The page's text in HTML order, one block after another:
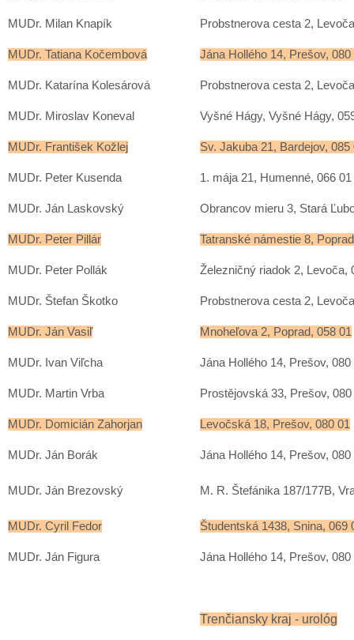
MUDr. Milan Knapík Probstnerova cesta 2,
MUDr. Tatiana Kočembová Jána Hollého 14, Prešov, 080
MUDr. Katarína Kolesárová Probstnerova cesta 2,
MUDr. Miroslav Koneval Vyšné Hágy, Vyšné Hágy,
MUDr. František Kožlej Sv. Jakuba 21, Bardejov, 085
MUDr. Peter Kusenda 1. mája 21, Humenné, 066 01
MUDr. Ján Laskovský Obrancov mieru 3, Stará
MUDr. Peter Pillár Tatranské námestie 8,
MUDr. Peter Pollák Železničný riadok 2, Levoča,
MUDr. Štefan Škotko Probstnerova cesta 2,
MUDr. Ján Vasiľ Mnoheľova 2, Poprad, 058 01
MUDr. Ivan Viľcha Jána Hollého 14, Prešov, 080
MUDr. Martin Vrba Prostějovská 33, Prešov, 080
MUDr. Domicián Zahorjan Levočská 18, Prešov, 080 01
MUDr. Ján Borák Jána Hollého 14, Prešov, 080
MUDr. Ján Brezovský M. R. Štefánika 187/177B,
MUDr. Cyril Fedor Študentská 1438, Snina, 069
MUDr. Ján Figura Jána Hollého 14, Prešov, 080
Trenčiansky kraj - urológ